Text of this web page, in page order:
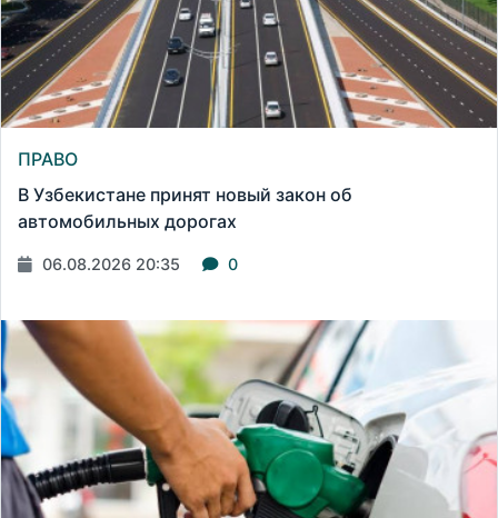
ПРАВО
В Узбекистане принят новый закон об
автомобильных дорогах
06.08.2026 20:35 0